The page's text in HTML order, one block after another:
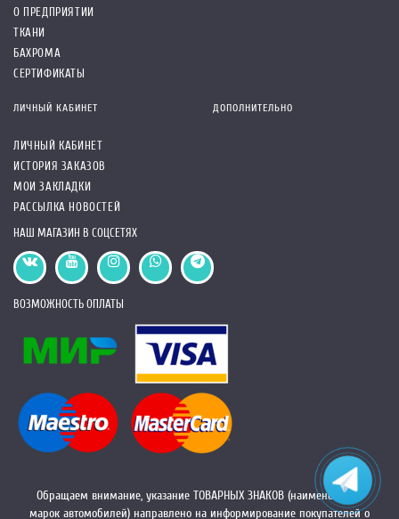
О ПРЕДПРИЯТИИ
ТКАНИ
БАХРОМА
СЕРТИФИКАТЫ
ЛИЧНЫЙ КАБИНЕТ
ЛИЧНЫЙ КАБИНЕТ
ИСТОРИЯ ЗАКАЗОВ
МОИ ЗАКЛАДКИ
РАССЫЛКА НОВОСТЕЙ
ДОПОЛНИТЕЛЬНО
НАШ МАГАЗИН В СОЦСЕТЯХ
ВОЗМОЖНОСТЬ ОПЛАТЫ
Обращаем внимание, указание ТОВАРНЫХ ЗНАКОВ (наименований
марок автомобилей) направлено на информирование покупателей о